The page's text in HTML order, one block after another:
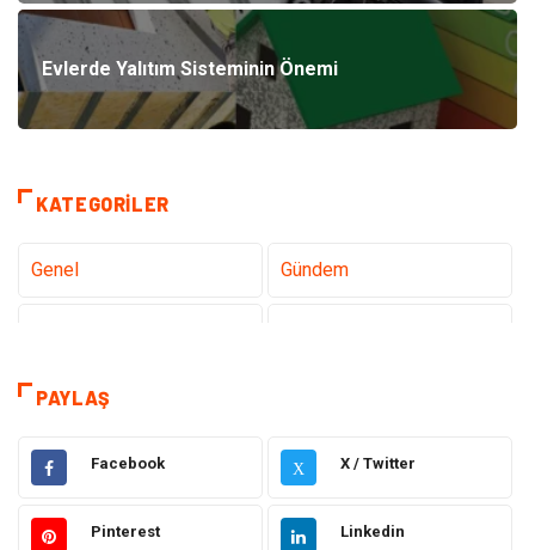
Evlerde Yalıtım Sisteminin Önemi
KATEGORILER
Genel Gündem
Tanıtıcı Reklam
Elektrik Elektronik Makine
Otomotiv Ulaşım ve Taşımacılık
PAYLAŞ
Facebook X X / Twitter
Pinterest Linkedin